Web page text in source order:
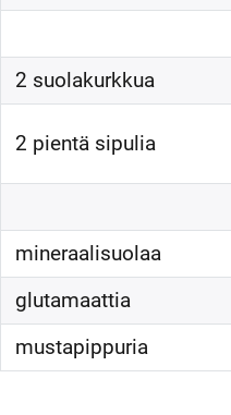
2 suolakurkkua
2 pientä sipulia
mineraalisuolaa
glutamaattia
mustapippuria